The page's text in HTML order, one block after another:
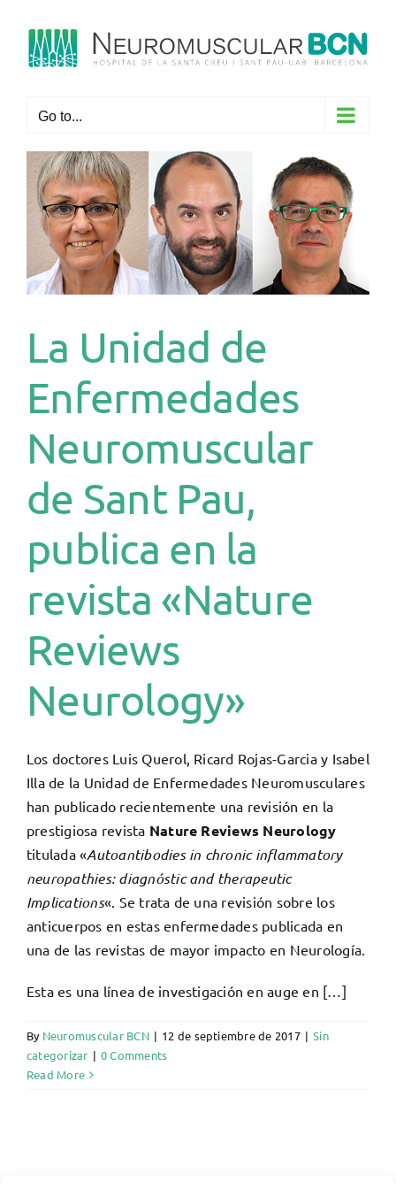
content
Go to...
La Unidad de
Enfermedades
Neuromuscular
de Sant Pau,
publica en la
revista «Nature
Reviews
Neurology»
Los doctores Luis Querol, Ricard Rojas-Garcia y Isabel
Illa de la Unidad de Enfermedades Neuromusculares
han publicado recientemente una revisión en la
prestigiosa revista Nature Reviews Neurology
titulada «Autoantibodies in chronic inflammatory
neuropathies: diagnóstic and therapeutic
Implications«. Se trata de una revisión sobre los
anticuerpos en estas enfermedades publicada en
una de las revistas de mayor impacto en Neurología.
Esta es una línea de investigación en auge en […]
By Neuromuscular BCN | 12 de septiembre de 2017 | Sin
categorizar | 0 Comments
Read More